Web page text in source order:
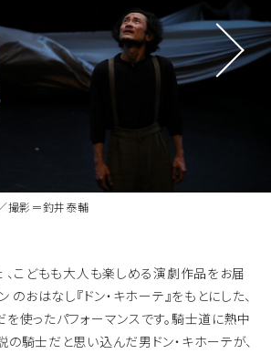
撮影＝釣井泰輔
、こどもも大人も楽しめる演劇作品をお届
のおはなし『ドン・キホーテ』をもとにした、
使ったパフォーマンスです。騎士道に熱中
騎士だと思い込んだ男ドン・キホーテが、